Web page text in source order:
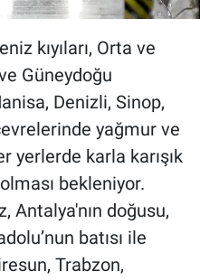
kıyıları, Orta ve
Güneydoğu
Denizli, Sinop,
yağmur ve
yerlerde karla karışık
bekleniyor.
Antalya'nın doğusu,
batısı ile
Trabzon,